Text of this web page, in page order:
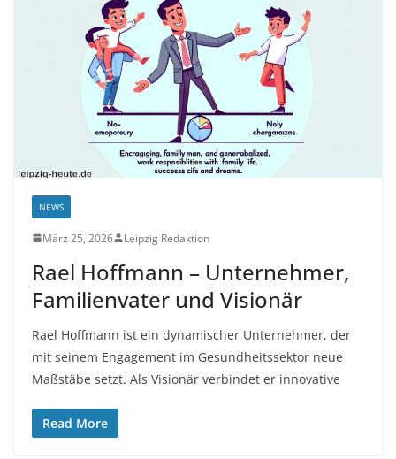
NEWS
März 25, 2026 Leipzig Redaktion
Rael Hoffmann – Unternehmer,
Familienvater und Visionär
Rael Hoffmann ist ein dynamischer Unternehmer, der
mit seinem Engagement im Gesundheitssektor neue
Maßstäbe setzt. Als Visionär verbindet er innovative
Read More